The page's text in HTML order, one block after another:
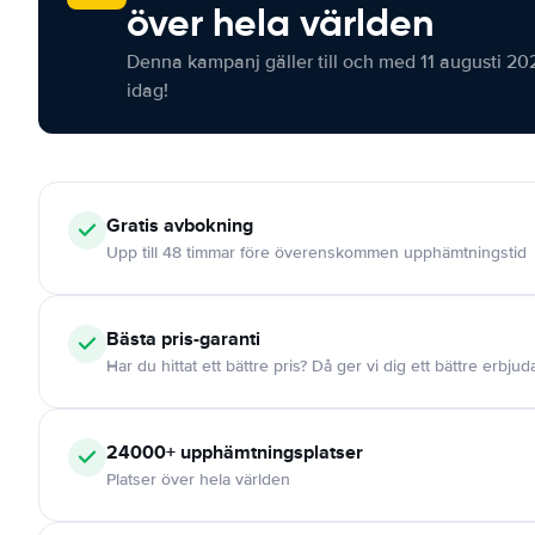
över hela världen
Denna kampanj gäller till och med 11 augusti
idag!
Gratis avbokning
Upp till 48 timmar före överenskommen upphämtningstid
Bästa pris-garanti
Har du hittat ett bättre pris? Då ger vi dig ett bättre
24000+ upphämtningsplatser
Platser över hela världen